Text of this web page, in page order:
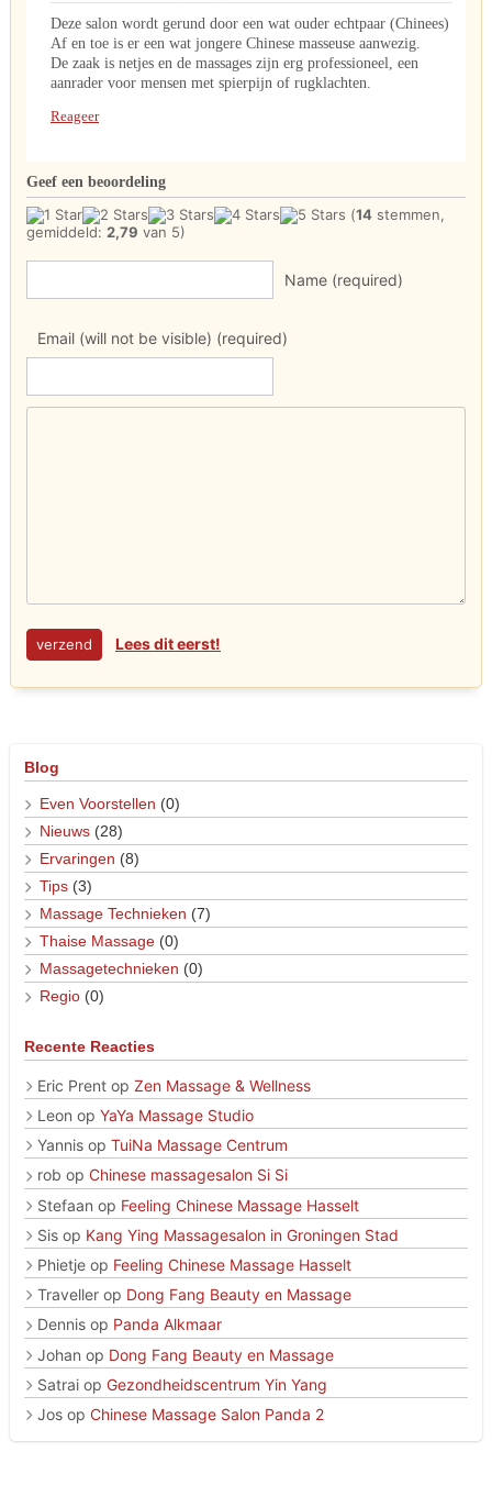
Deze salon wordt gerund door een wat ouder echtpaar (Chinees)
Af en toe is er een wat jongere Chinese masseuse aanwezig.
De zaak is netjes en de massages zijn erg professioneel, een
aanrader voor mensen met spierpijn of rugklachten.
Reageer
Geef een beoordeling
(14 stemmen,
gemiddeld: 2,79 van 5)
Name (required)
Email (will not be visible) (required)
Lees dit eerst!
Blog
Even Voorstellen (0)
Nieuws (28)
Ervaringen (8)
Tips (3)
Massage Technieken (7)
Thaise Massage (0)
Massagetechnieken (0)
Regio (0)
Recente Reacties
Eric Prent op Zen Massage & Wellness
Leon op YaYa Massage Studio
Yannis op TuiNa Massage Centrum
rob op Chinese massagesalon Si Si
Stefaan op Feeling Chinese Massage Hasselt
Sis op Kang Ying Massagesalon in Groningen Stad
Phietje op Feeling Chinese Massage Hasselt
Traveller op Dong Fang Beauty en Massage
Dennis op Panda Alkmaar
Johan op Dong Fang Beauty en Massage
Satrai op Gezondheidscentrum Yin Yang
Jos op Chinese Massage Salon Panda 2